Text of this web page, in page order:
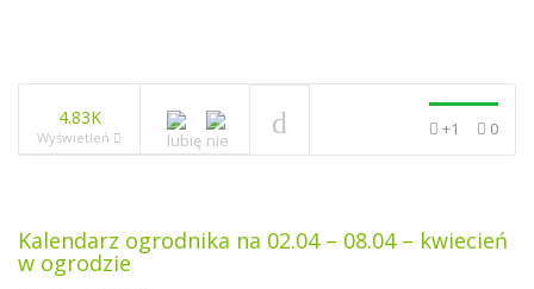
4.83K
Wyświetleń +1 0
Kalendarz ogrodnika na 02.04 – 08.04 – kwiecień
w ogrodzie